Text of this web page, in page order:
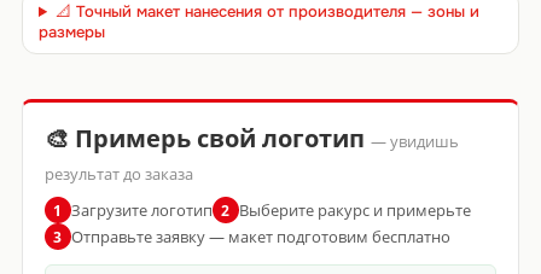
📐 Точный макет нанесения от производителя — зоны и
размеры
🎨 Примерь свой логотип — увидишь
результат до заказа
1 Загрузите логотип 2 Выберите ракурс и примерьте
3 Отправьте заявку — макет подготовим бесплатно